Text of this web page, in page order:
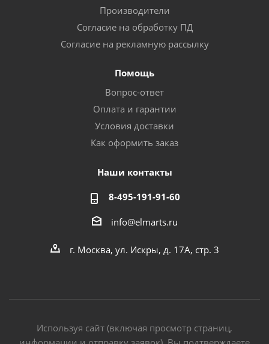
Производители
Согласие на обработку ПД
Согласие на рекламную рассылку
Помощь
Вопрос-ответ
Оплата и гарантии
Условия доставки
Как оформить заказ
Наши контакты
8-495-191-91-60
info@elmarts.ru
г. Москва, ул. Искры, д. 17А, стр. 3
Используя сайт (включая просмотр страниц,